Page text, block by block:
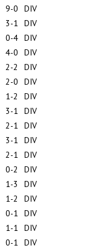
9-0
DIV
3-1
DIV
0-4 DIV
4-0
DIV
2-2
DIV
2-0
DIV
1-2
DIV
3-1
DIV
2-1
DIV
3-1
DIV
2-1
DIV
0-2
DIV
1-3
DIV
1-2
DIV
0-1
DIV
1-1
DIV
0-1
DIV